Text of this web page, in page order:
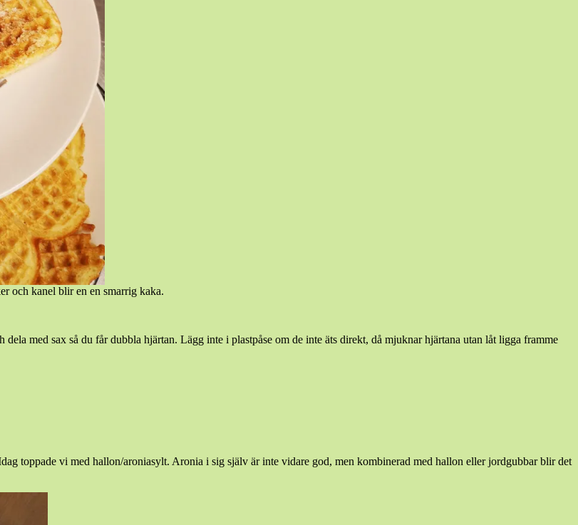
och kanel blir en en smarrig kaka.
med sax så du får dubbla hjärtan. Lägg inte i plastpåse om de inte äts direkt, då mjuknar hjärtana utan låt ligga framme
toppade vi med hallon/aroniasylt. Aronia i sig själv är inte vidare god, men kombinerad med hallon eller jordgubbar blir det